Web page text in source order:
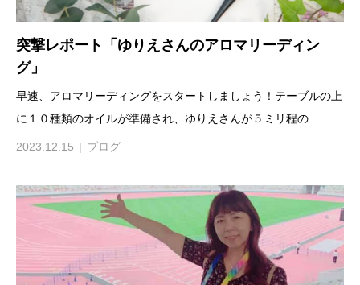
突撃レポート「ゆりえさんのアロマリーディン
グ」
早速、アロマリーディングをスタートしましょう！テーブルの上
に１０種類のオイルが準備され、ゆりえさんが５ミリ程の...
2023.12.15 ブログ